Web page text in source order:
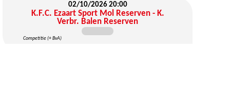
02/10/2026 20:00
K.F.C. Ezaart Sport Mol Reserven - K.
Verbr. Balen Reserven
Competitie (+ BvA)